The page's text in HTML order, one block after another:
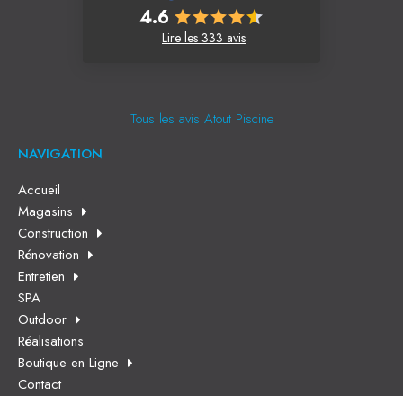
4.6
Lire les 333 avis
Tous les avis Atout Piscine
NAVIGATION
Accueil
Magasins
Construction
Rénovation
Entretien
SPA
Outdoor
Réalisations
Boutique en Ligne
Contact